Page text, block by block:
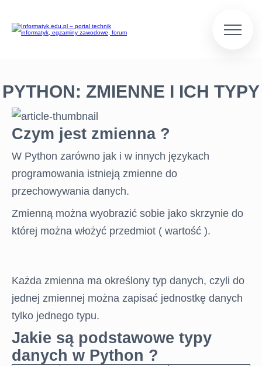
PYTHON: ZMIENNE I ICH TYPY
Czym jest zmienna ?
W Python zarówno jak i w innych językach
programowania istnieją zmienne do
przechowywania danych.
Zmienną można wyobrazić sobie jako skrzynie do
której można włożyć przedmiot ( wartość ).
Każda zmienna ma określony typ danych, czyli do
jednej zmiennej można zapisać jednostkę danych
tylko jednego typu.
Jakie są podstawowe typy
danych w Python ?